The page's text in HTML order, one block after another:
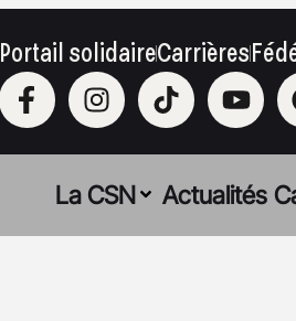
Portail solidaireCarrières
La CSN Actualités